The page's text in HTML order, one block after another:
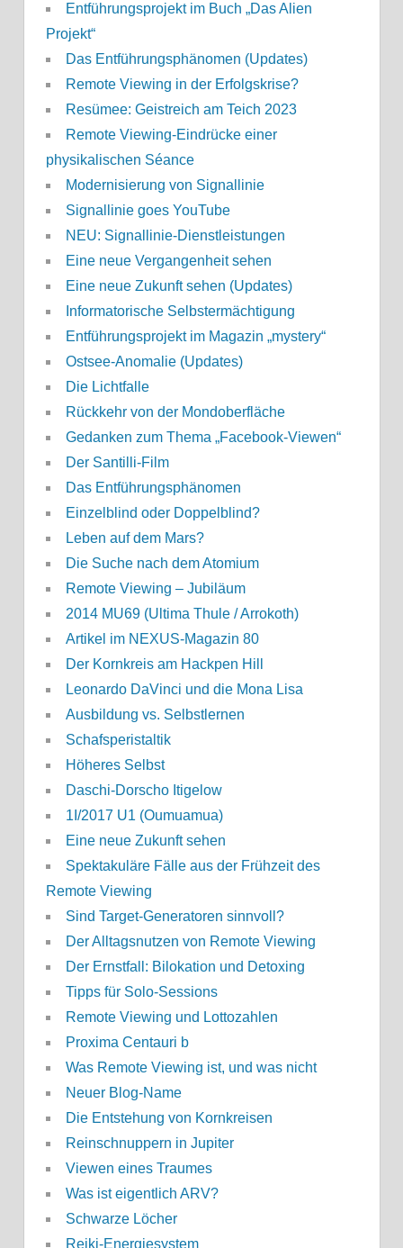
Entführungsprojekt im Buch „Das Alien
Projekt“
Das Entführungsphänomen (Updates)
Remote Viewing in der Erfolgskrise?
Resümee: Geistreich am Teich 2023
Remote Viewing-Eindrücke einer
physikalischen Séance
Modernisierung von Signallinie
Signallinie goes YouTube
NEU: Signallinie-Dienstleistungen
Eine neue Vergangenheit sehen
Eine neue Zukunft sehen (Updates)
Informatorische Selbstermächtigung
Entführungsprojekt im Magazin „mystery“
Ostsee-Anomalie (Updates)
Die Lichtfalle
Rückkehr von der Mondoberfläche
Gedanken zum Thema „Facebook-Viewen“
Der Santilli-Film
Das Entführungsphänomen
Einzelblind oder Doppelblind?
Leben auf dem Mars?
Die Suche nach dem Atomium
Remote Viewing – Jubiläum
2014 MU69 (Ultima Thule / Arrokoth)
Artikel im NEXUS-Magazin 80
Der Kornkreis am Hackpen Hill
Leonardo DaVinci und die Mona Lisa
Ausbildung vs. Selbstlernen
Schafsperistaltik
Höheres Selbst
Daschi-Dorscho Itigelow
1I/2017 U1 (Oumuamua)
Eine neue Zukunft sehen
Spektakuläre Fälle aus der Frühzeit des
Remote Viewing
Sind Target-Generatoren sinnvoll?
Der Alltagsnutzen von Remote Viewing
Der Ernstfall: Bilokation und Detoxing
Tipps für Solo-Sessions
Remote Viewing und Lottozahlen
Proxima Centauri b
Was Remote Viewing ist, und was nicht
Neuer Blog-Name
Die Entstehung von Kornkreisen
Reinschnuppern in Jupiter
Viewen eines Traumes
Was ist eigentlich ARV?
Schwarze Löcher
Reiki-Energiesystem